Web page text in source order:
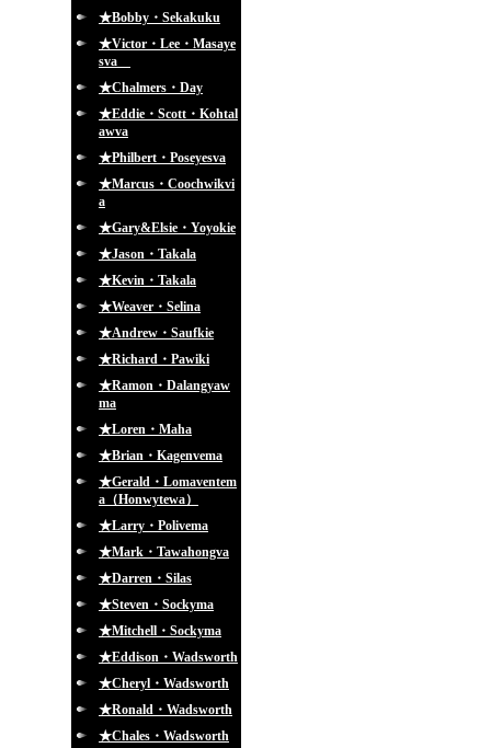
★Bobby・Sekakuku
★Victor・Lee・Masaye
sva
★Chalmers・Day
★Eddie・Scott・Kohtal
awva
★Philbert・Poseyesva
★Marcus・Coochwikvi
a
★Gary&Elsie・Yoyokie
★Jason・Takala
★Kevin・Takala
★Weaver・Selina
★Andrew・Saufkie
★Richard・Pawiki
★Ramon・Dalangyaw
ma
★Loren・Maha
★Brian・Kagenvema
★Gerald・Lomaventem
a（Honwytewa）
★Larry・Polivema
★Mark・Tawahongva
★Darren・Silas
★Steven・Sockyma
★Mitchell・Sockyma
★Eddison・Wadsworth
★Cheryl・Wadsworth
★Ronald・Wadsworth
★Chales・Wadsworth